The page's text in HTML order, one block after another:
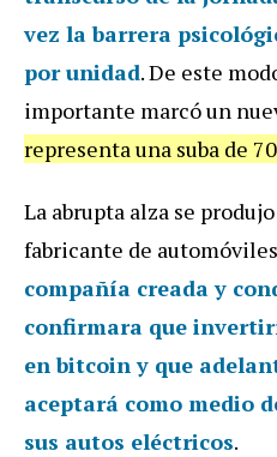
vez la barrera
por unidad. De este
importante marcó un
representa una suba de
La abrupta alza se
fabricante de
compañía creada y
confirmara que
en bitcoin y que
aceptará como medio
sus autos eléctricos.